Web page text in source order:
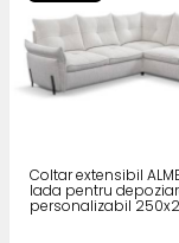
Coltar extensibil
lada pentru
personalizabil